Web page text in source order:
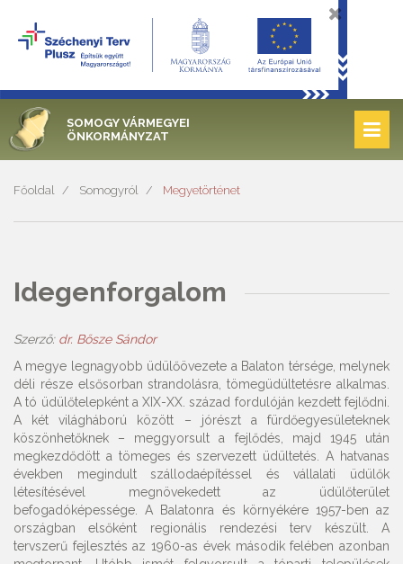
SOMOGY VÁRMEGYEI
ÖNKORMÁNYZAT
Főoldal Somogyról Megyetörténet
Idegenforgalom
Szerző: dr. Bősze Sándor
A megye legnagyobb üdülőövezete a Balaton térsége, melynek
déli része elsősorban strandolásra, tömegüdültetésre alkalmas.
A tó üdülőtelepként a XIX-XX. század fordulóján kezdett fejlődni.
A két világháború között – jórészt a fürdőegyesületeknek
köszönhetőknek – meggyorsult a fejlődés, majd 1945 után
megkezdődött a tömeges és szervezett üdültetés. A hatvanas
években megindult szállodaépítéssel és vállalati üdülők
létesítésével megnövekedett az üdülőterület
befogadóképessége. A Balatonra és környékére 1957-ben az
országban elsőként regionális rendezési terv készült. A
tervszerű fejlesztés az 1960-as évek második felében azonban